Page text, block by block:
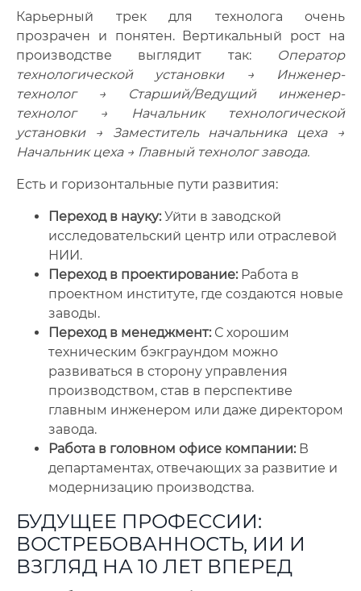
Карьерный трек для технолога очень
прозрачен и понятен. Вертикальный рост на
производстве выглядит так:
Оператор
технологической установки → Инженер-
технолог → Старший/Ведущий инженер-
технолог → Начальник технологической
установки → Заместитель начальника цеха →
Начальник цеха → Главный технолог завода.
Есть и горизонтальные пути развития:
Переход в науку:Уйти в заводской
исследовательский центр или отраслевой
НИИ.
Переход в проектирование:Работа в
проектном институте, где создаются новые
заводы.
Переход в менеджмент:С хорошим
техническим бэкграундом можно
развиваться в сторону управления
производством, став в перспективе
главным инженером или даже директором
завода.
Работа в головном офисе компании:В
департаментах, отвечающих за развитие и
модернизацию производства.
БУДУЩЕЕ ПРОФЕССИИ:
ВОСТРЕБОВАННОСТЬ, ИИ И
ВЗГЛЯД НА 10 ЛЕТ ВПЕРЕД